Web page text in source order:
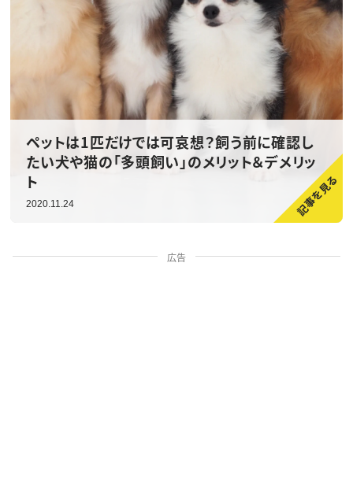
ペットは1匹だけでは可哀想？飼う前に確認し
たい犬や猫の「多頭飼い」のメリット＆デメリッ
ト
2020.11.24
広告